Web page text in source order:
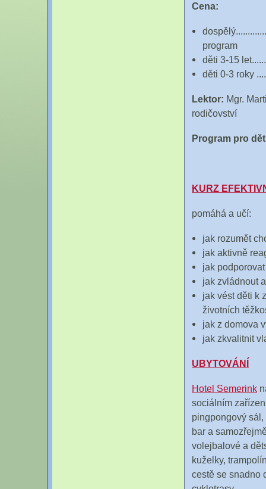
Cena:
program
děti 3-15
děti 0-3 roky
Lektor: Mgr.
rodičovství
Program pro
KURZ
pomáhá a učí:
jak rozumět
jak aktivně
jak
jak zvládnout
jak vést děti k
životních
jak z domova
jak zkvalitnit
UBYTOVÁNÍ
Hotel Semerink
sociálním
pingpongový
bar a
volejbalové a
kuželky,
cestě se snadno